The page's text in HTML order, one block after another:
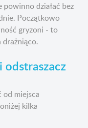
powinno działać bez
Początkowo
gryzoni - to
drażniąco.
od miejsca
kilka